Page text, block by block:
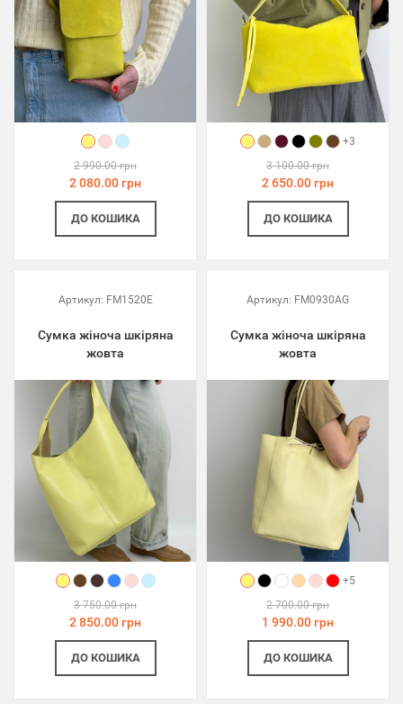
2 990.00 грн
2 080.00 грн
ДО КОШИКА
+3
3 100.00 грн
2 650.00 грн
ДО КОШИКА
Артикул: FM1520E
Сумка жіноча шкіряна
жовта
3 750.00 грн
2 850.00 грн
ДО КОШИКА
Артикул: FM0930AG
Сумка жіноча шкіряна
жовта
+5
2 700.00 грн
1 990.00 грн
ДО КОШИКА